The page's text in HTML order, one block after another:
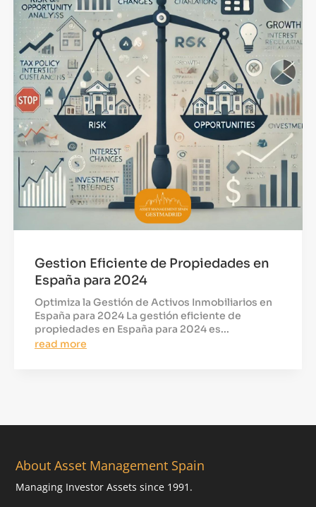
Gestion Eficiente de Propiedades en
España para 2024
Optimiza la Gestión de Activos Inmobiliarios en
España para 2024 La gestión eficiente de
propiedades en España para 2024 es...
read more
About Asset Management Spain
Managing Investor Assets since 1991.